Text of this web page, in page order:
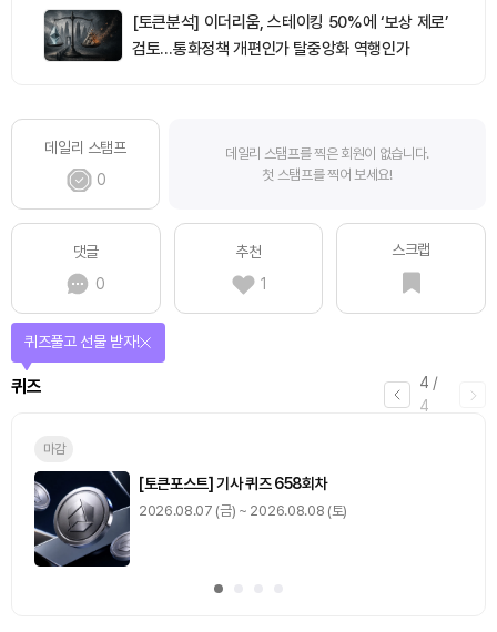
[토큰분석] 이더리움, 스테이킹 50%에 ‘보상 제로’
검토…통화정책 개편인가 탈중앙화 역행인가
데일리 스탬프
0
데일리 스탬프를 찍은 회원이 없습니다.
첫 스탬프를 찍어 보세요!
댓글
0
추천
1
스크랩
1/
미션
매일 미션을 완료하고 보상을 획득!
기사 스탬프